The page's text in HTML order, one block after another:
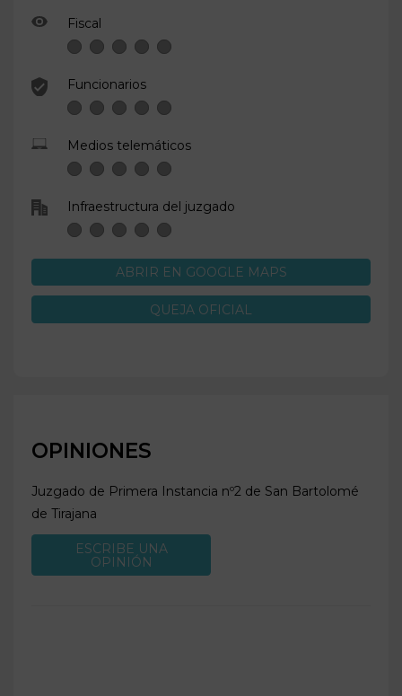
Fiscal
Funcionarios
Medios telemáticos
Infraestructura del juzgado
ABRIR EN GOOGLE MAPS
QUEJA OFICIAL
OPINIONES
Juzgado de Primera Instancia nº2 de San Bartolomé
de Tirajana
ESCRIBE UNA
OPINIÓN